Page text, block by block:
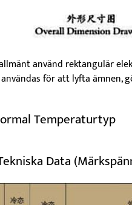
använd rektangulär
användas för att lyfta
Temperaturtyp
Data